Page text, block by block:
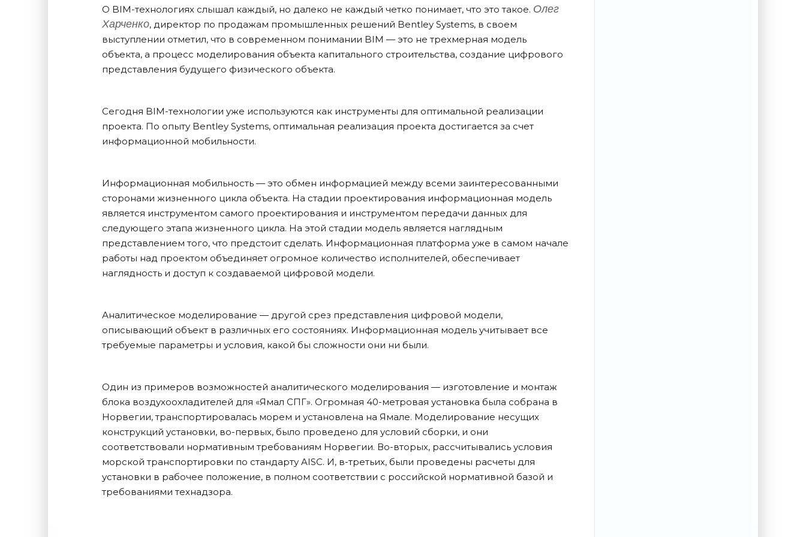
О BIM-технологиях слышал каждый, но далеко не каждый четко понимает, что это такое. Олег
Харченко, директор по продажам промышленных решений Bentley Systems, в своем
выступлении отметил, что в современном понимании BIM — это не трехмерная модель
объекта, а процесс моделирования объекта капитального строительства, создание цифрового
представления будущего физического объекта.
Сегодня BIM-технологии уже используются как инструменты для оптимальной реализации
проекта. По опыту Bentley Systems, оптимальная реализация проекта достигается за счет
информационной мобильности.
Информационная мобильность — это обмен информацией между всеми заинтересованными
сторонами жизненного цикла объекта. На стадии проектирования информационная модель
является инструментом самого проектирования и инструментом передачи данных для
следующего этапа жизненного цикла. На этой стадии модель является наглядным
представлением того, что предстоит сделать. Информационная платформа уже в самом начале
работы над проектом объединяет огромное количество исполнителей, обеспечивает
наглядность и доступ к создаваемой цифровой модели.
Аналитическое моделирование — другой срез представления цифровой модели,
описывающий объект в различных его состояниях. Информационная модель учитывает все
требуемые параметры и условия, какой бы сложности они ни были.
Один из примеров возможностей аналитического моделирования — изготовление и монтаж
блока воздухоохладителей для «Ямал СПГ». Огромная 40-метровая установка была собрана в
Норвегии, транспортировалась морем и установлена на Ямале. Моделирование несущих
конструкций установки, во-первых, было проведено для условий сборки, и они
соответствовали нормативным требованиям Норвегии. Во-вторых, рассчитывались условия
морской транспортировки по стандарту AISC. И, в-третьих, были проведены расчеты для
установки в рабочее положение, в полном соответствии с российской нормативной базой и
требованиями технадзора.